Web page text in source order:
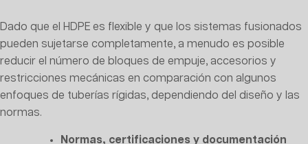
Dado que el HDPE es flexible y que los sistemas fusionados
pueden sujetarse completamente, a menudo es posible
reducir el número de bloques de empuje, accesorios y
restricciones mecánicas en comparación con algunos
enfoques de tuberías rígidas, dependiendo del diseño y las
normas.
Normas, certificaciones y documentación